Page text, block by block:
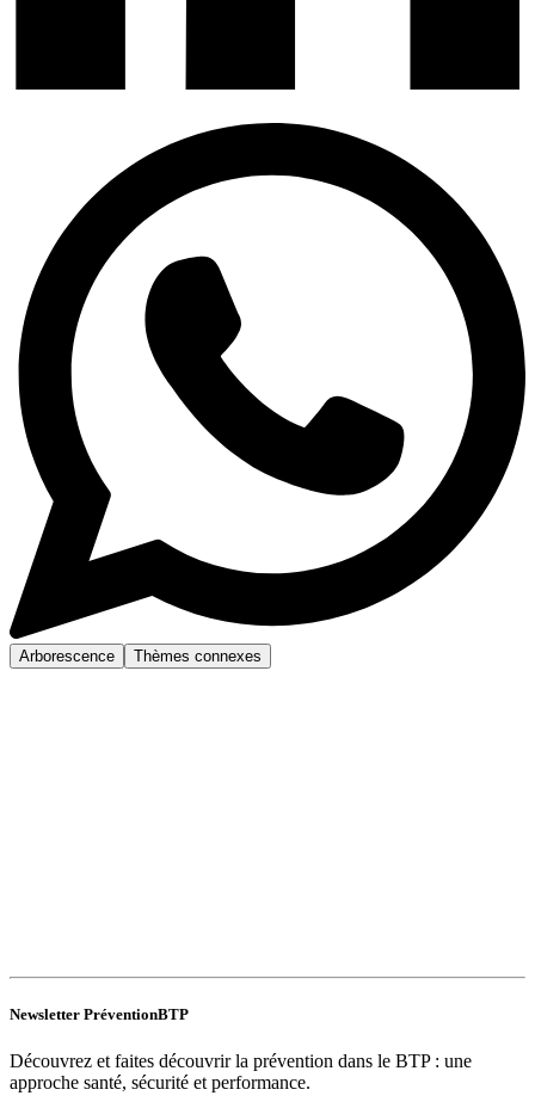
Arborescence Thèmes connexes
Newsletter PréventionBTP
Découvrez et faites découvrir la prévention dans le BTP : une
approche santé, sécurité et performance.